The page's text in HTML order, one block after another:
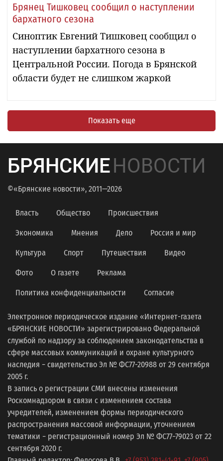
Брянец Тишковец сообщил о наступлении
бархатного сезона
Синоптик Евгений Тишковец сообщил о
наступлении бархатного сезона в
Центральной России. Погода в Брянской
области будет не слишком жаркой
Показать еще
БРЯНСКИЕНОВОСТИ
©«Брянские новости», 2011—2026
Власть Общество Происшествия
Экономика Мнения Дело Россия и мир
Культура Спорт Путешествия Видео
Фото О газете Реклама
Политика конфиденциальности Согласие
Электронное периодическое издание «Интернет-газета
«БРЯНСКИЕ НОВОСТИ» зарегистрировано Федеральной
службой по надзору за соблюдением законодательства в
сфере массовых коммуникаций и охране культурного
наследия − свидетельство Эл № ФС77-20988 от 29 сентября
2005 г.
В запись о регистрации СМИ внесены изменения
Роскомнадзором в связи с изменением состава
учредителей, изменением формы периодического
распространения массовой информации, уточнением
тематики − регистрационный номер Эл № ФС77−79023 от 22
сентября 2020 г.